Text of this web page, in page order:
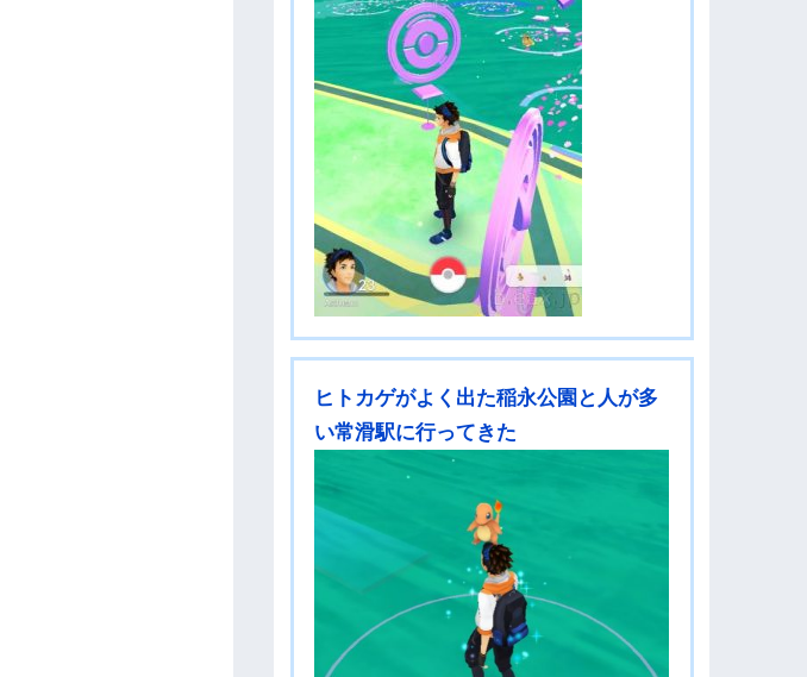
ヒトカゲがよく出た稲永公園と人が多
い常滑駅に行ってきた